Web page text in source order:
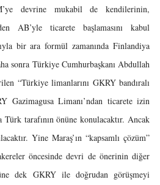
devrine mukabil de kendilerinin,
AB’yle ticarete başlamasını kabul
bir ara formül zamanında Finlandiya
sonra Türkiye Cumhurbaşkanı Abdullah
“Türkiye limanlarını GKRY bandıralı
Gazimagusa Limanı’ndan ticarete izin
tarafının önüne konulacaktır. Ancak
Yine Maraş’ın “kapsamlı çözüm”
öncesinde devri de önerinin diğer
dek GKRY ile doğrudan görüşmeyi